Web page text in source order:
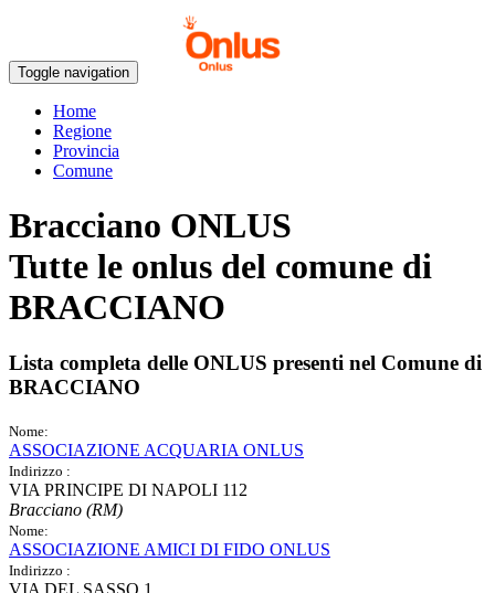
Toggle navigation
Home
Regione
Provincia
Comune
Bracciano ONLUS
Tutte le onlus del comune di
BRACCIANO
Lista completa delle ONLUS presenti nel Comune di
BRACCIANO
Nome:
ASSOCIAZIONE ACQUARIA ONLUS
Indirizzo :
VIA PRINCIPE DI NAPOLI 112
Bracciano (RM)
Nome:
ASSOCIAZIONE AMICI DI FIDO ONLUS
Indirizzo :
VIA DEL SASSO 1